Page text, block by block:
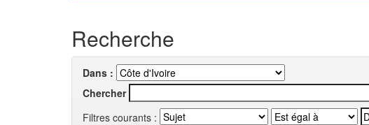
Recherche
Dans :
Chercher
Filtres courants :